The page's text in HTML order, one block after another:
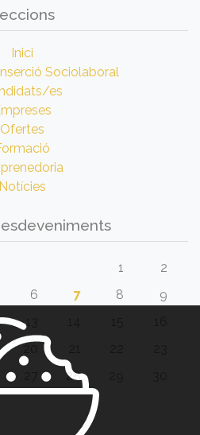
Inici
Sociolaboral
es
Ofertes
Notícies
1
2
6 7 8
9
13
20
28